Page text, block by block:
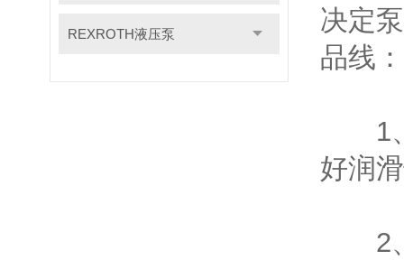
REXROTH液压泵
决定
品线：
1、
好润
2、